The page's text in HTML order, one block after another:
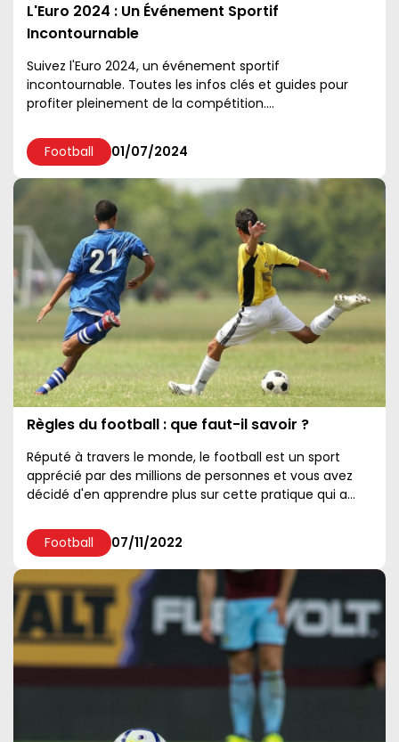
L'Euro 2024 : Un Événement Sportif
Incontournable
Suivez l'Euro 2024, un événement sportif
incontournable. Toutes les infos clés et guides pour
profiter pleinement de la compétition....
Football 01/07/2024
Règles du football : que faut-il savoir ?
Réputé à travers le monde, le football est un sport
apprécié par des millions de personnes et vous avez
décidé d'en apprendre plus sur cette pratique qui a
Football
07/11/2022